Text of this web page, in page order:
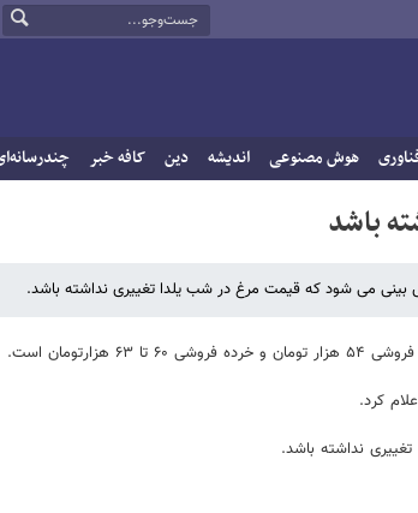
هوش مصنوعی اندیشه دین کافه خبر
باشد
بینی می شود که قیمت مرغ در شب یلدا تغییری نداشته باشد.
است.
نداشته باشد.